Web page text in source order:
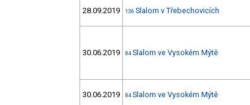
28.09.2019 136 Slalom v Třebechovicích
30.06.2019 84 Slalom ve Vysokém Mýtě
30.06.2019 84 Slalom ve Vysokém Mýtě